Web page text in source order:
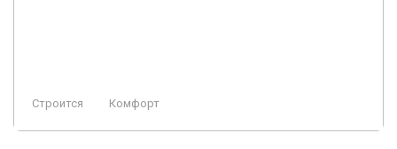
Строится Комфорт